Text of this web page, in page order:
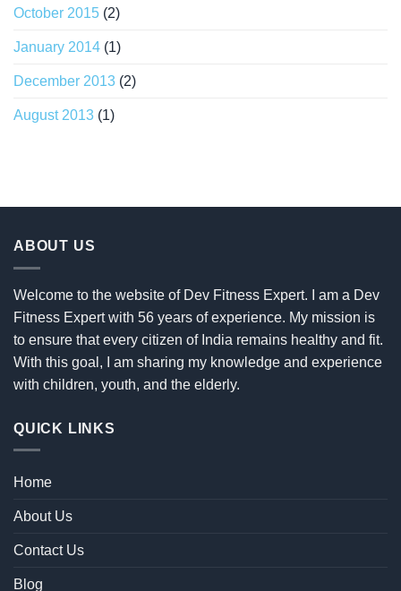
October 2015 (2)
January 2014 (1)
December 2013 (2)
August 2013 (1)
ABOUT US
Welcome to the website of Dev Fitness Expert. I am a Dev
Fitness Expert with 56 years of experience. My mission is
to ensure that every citizen of India remains healthy and fit.
With this goal, I am sharing my knowledge and experience
with children, youth, and the elderly.
QUICK LINKS
Home
About Us
Contact Us
Blog